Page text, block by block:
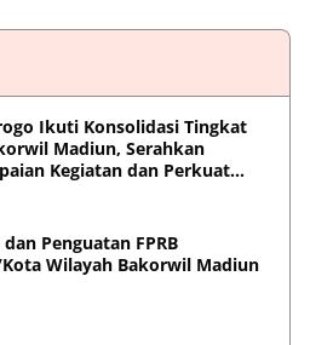
Ikuti Konsolidasi Tingkat
Madiun, Serahkan
Kegiatan dan Perkuat
Penguatan FPRB
Wilayah Bakorwil Madiun